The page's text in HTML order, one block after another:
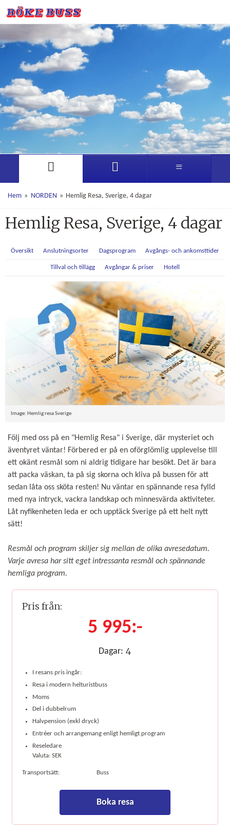
Hem » NORDEN » Hemlig Resa, Sverige, 4 dagar
Hemlig Resa, Sverige, 4 dagar
Översikt Anslutningsorter Dagsprogram Avgångs- och ankomsttider
Tillval och tillägg Avgångar & priser Hotell
Image: Hemlig resa Sverige
Följ med oss på en "Hemlig Resa" i Sverige, där mysteriet och
äventyret väntar! Förbered er på en oförglömlig upplevelse till
ett okänt resmål som ni aldrig tidigare har besökt. Det är bara
att packa väskan, ta på sig skorna och kliva på bussen för att
sedan låta oss sköta resten! Nu väntar en spännande resa fylld
med nya intryck, vackra landskap och minnesvärda aktiviteter.
Låt nyfikenheten leda er och upptäck Sverige på ett helt nytt
sätt!
Resmål och program skiljer sig mellan de olika avresedatum.
Varje avresa har sitt eget intressanta resmål och spännande
hemliga program.
Pris från:
5 995:-
Dagar: 4
I resans pris ingår:
Resa i modern helturistbuss
Moms
Del i dubbelrum
Halvpension (exkl dryck)
Entréer och arrangemang enligt hemligt program
Reseledare
Valuta: SEK
Transportsätt: Buss
Boka resa